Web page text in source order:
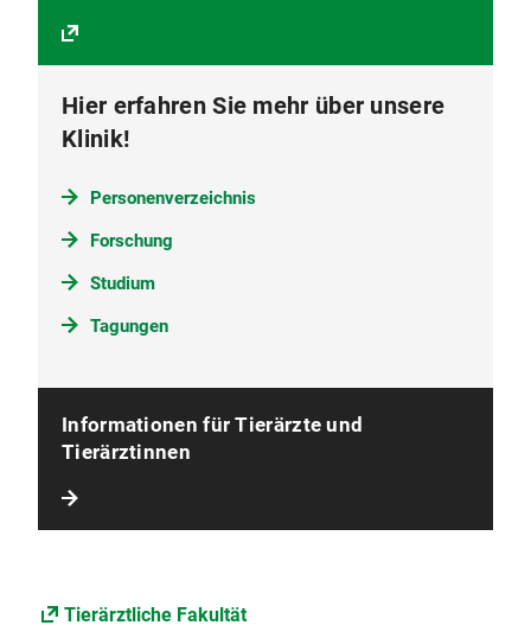
Hier erfahren Sie mehr über unsere
Klinik!
Personenverzeichnis
Forschung
Studium
Tagungen
Informationen für Tierärzte und
Tierärztinnen
Tierärztliche Fakultät